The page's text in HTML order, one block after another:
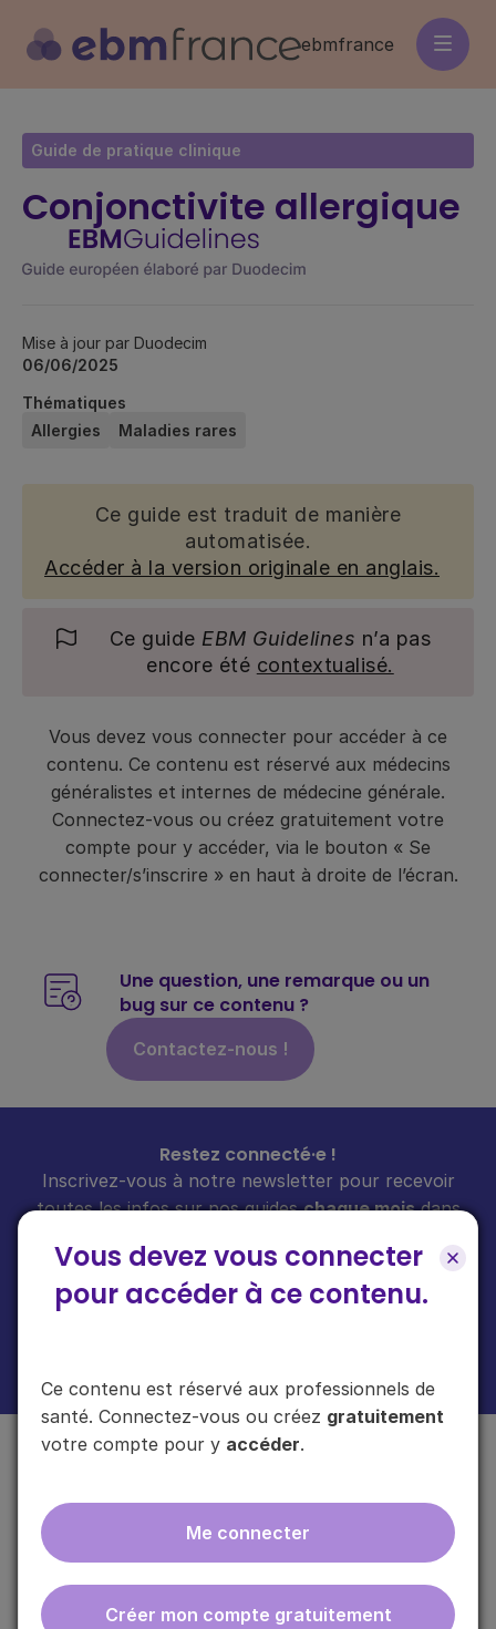
contenu
principal
ebmfrance
Vous devez vous connecter
pour accéder à ce contenu.
Ce contenu est réservé aux professionnels de
santé. Connectez-vous ou créez gratuitement
votre compte pour y accéder.
Me connecter
Créer mon compte gratuitement
Guide de pratique clinique
Conjonctivite allergique
Mise à jour par Duodecim
06/06/2025
Thématiques
Allergies
Maladies rares
Ce guide est traduit de manière
automatisée.
Accéder à la version originale en anglais.
Ce guide EBM Guidelines n’a pas
encore été contextualisé.
Vous devez vous connecter pour accéder à ce
contenu. Ce contenu est réservé aux médecins
généralistes et internes de médecine générale.
Connectez-vous ou créez gratuitement votre
compte pour y accéder, via le bouton « Se
connecter/s’inscrire » en haut à droite de l’écran.
Une question, une remarque ou un
bug sur ce contenu ?
Contactez-nous !
Restez connecté·e !
Inscrivez-vous à notre newsletter pour recevoir
toutes les infos sur nos guideschaque moisdans
ebmfrance est une base de connaissances médicales
gratuite adaptée à la pratique de la médecine générale.